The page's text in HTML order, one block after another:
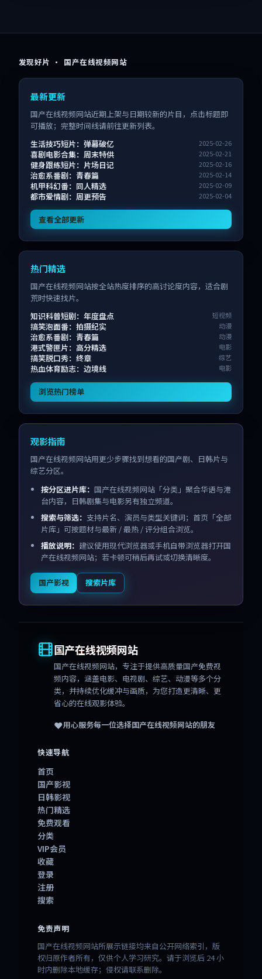
发现好片 · 国产在线视频网站
最新更新
国产在线视频网站近期上架与日期较新的片目，点击标题即
可播放；完整时间线请前往更新列表。
生活技巧短片：弹幕破亿
2025-02-26
喜剧电影合集：周末特供 2025-02-21
健身跟练短片：片场日记 2025-02-16
治愈系番剧：青春篇 2025-02-14
机甲科幻番：同人精选 2025-02-09
都市爱情剧：周更预告 2025-02-04
查看全部更新
热门精选
国产在线视频网站按全站热度排序的高讨论度内容，适合剧
荒时快速找片。
知识科普短剧：年度盘点
短视频
搞笑泡面番：拍摄纪实 动漫
治愈系番剧：青春篇 动漫
港式警匪片：高分精选 电影
搞笑脱口秀：终章 综艺
热血体育励志：边境线 电影
浏览热门榜单
观影指南
国产在线视频网站用更少步骤找到想看的国产剧、日韩片与
综艺分区。
按分区进片库： 国产在线视频网站「分类」聚合华语与港
台内容，日韩剧集与电影另有独立频道。
搜索与筛选： 支持片名、演员与类型关键词；首页「全部
片库」可按题材与最新 / 最热 / 评分组合浏览。
播放说明： 建议使用现代浏览器或手机自带浏览器打开国
产在线视频网站；若卡顿可稍后再试或切换清晰度。
国产影视 搜索片库
国产在线视频网站
国产在线视频网站，专注于提供高质量国产免费视
频内容，涵盖电影、电视剧、综艺、动漫等多个分
类，并持续优化缓冲与画质，为您打造更清晰、更
省心的在线观影体验。
❤️用心服务每一位选择国产在线视频网站的朋友
快速导航
首页
国产影视
日韩影视
热门精选
免费观看
分类
VIP会员
收藏
登录
注册
搜索
免责声明
国产在线视频网站所展示链接均来自公开网络索引，版
权归原作者所有，仅供个人学习研究。请于浏览后 24 小
时内删除本地缓存；侵权请联系删除。